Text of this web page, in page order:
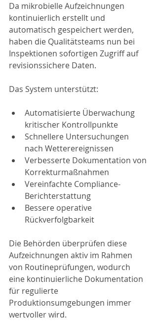
Da mikrobielle Aufzeichnungen
kontinuierlich erstellt und
automatisch gespeichert werden,
haben die Qualitätsteams nun bei
Inspektionen sofortigen Zugriff auf
revisionssichere Daten.
Das System unterstützt:
Automatisierte Überwachung
kritischer Kontrollpunkte
Schnellere Untersuchungen
nach Wetterereignissen
Verbesserte Dokumentation von
Korrekturmaßnahmen
Vereinfachte Compliance-
Berichterstattung
Bessere operative
Rückverfolgbarkeit
Die Behörden überprüfen diese
Aufzeichnungen aktiv im Rahmen
von Routineprüfungen, wodurch
eine kontinuierliche Dokumentation
für regulierte
Produktionsumgebungen immer
wertvoller wird.